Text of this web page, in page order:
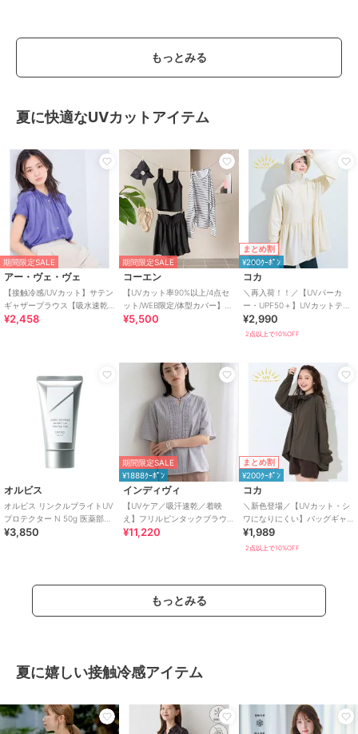
もっとみる
夏に快適なUVカットアイテム
期間限定SALE
アー・ヴェ・ヴェ
【接触冷感/UVカット】サテン
ギャザーブラウス【吸水速乾/
イージーケア】
¥2,458
期間限定SALE
コーエン
【UVカット率90%以上/4点セ
ット/WEB限定/体型カバー】シ
ュシュ付きアソートスイムウ
¥5,500
まとめ割
¥200ｸｰﾎﾟﾝ
コカ
＼再入荷！！／【UVパーカ
ー・UPF50＋】UVカットティ
アードパーカー 全4色
¥2,990
2点以上で10%OFF
オルビス
オルビス リンクルブライトUV
プロテクター N 50g 医薬部外
品（顔用日焼け止め）
¥3,850
期間限定SALE
¥1888ｸｰﾎﾟﾝ
インディヴィ
【UVケア／吸汗速乾／着映
え】フリルピンタックブラウ
ス
¥11,220
まとめ割
¥200ｸｰﾎﾟﾝ
コカ
＼新色登場／【UVカット・シ
ワになりにくい】バッグギャ
ザーUVパーカー 全4色
¥1,989
2点以上で10%OFF
もっとみる
夏に嬉しい接触冷感アイテム